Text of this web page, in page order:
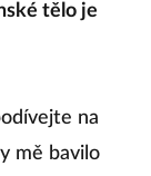
tělo je
na
mě bavilo